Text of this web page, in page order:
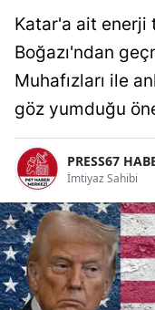
Katar'a ait enerji
Boğazı'ndan
Muhafızları ile
göz yumduğu
PRESS67
İmtiyaz Sahibi